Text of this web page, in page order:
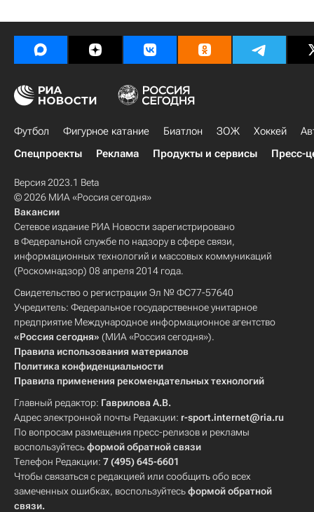
Футбол Фигурное катание Биатлон ЗОЖ Хоккей
Спецпроекты
Реклама Продукты и сервисы Пресс-
Версия 2023.1 Beta
© 2026 МИА «Россия сегодня»
Вакансии
Сетевое издание РИА Новости зарегистрировано
в Федеральной службе по надзору в сфере связи,
информационных технологий и массовых коммуникаций
(Роскомнадзор) 08 апреля 2014 года.
Свидетельство о регистрации Эл № ФС77-57640
Учредитель: Федеральное государственное унитарное
предприятие Международное информационное агентство
«Россия сегодня» (МИА «Россия сегодня»).
Правила использования материалов
Политика конфиденциальности
Правила применения рекомендательных технологий
Главный редактор: Гаврилова А.В.
Адрес электронной почты Редакции: r-sport.internet@ria.ru
По вопросам размещения пресс-релизов и рекламы
воспользуйтесьформой обратной связи
Телефон Редакции: 7 (495) 645-6601
Чтобы связаться с редакцией или сообщить обо всех
замеченных ошибках, воспользуйтесьформой обратной
связи.